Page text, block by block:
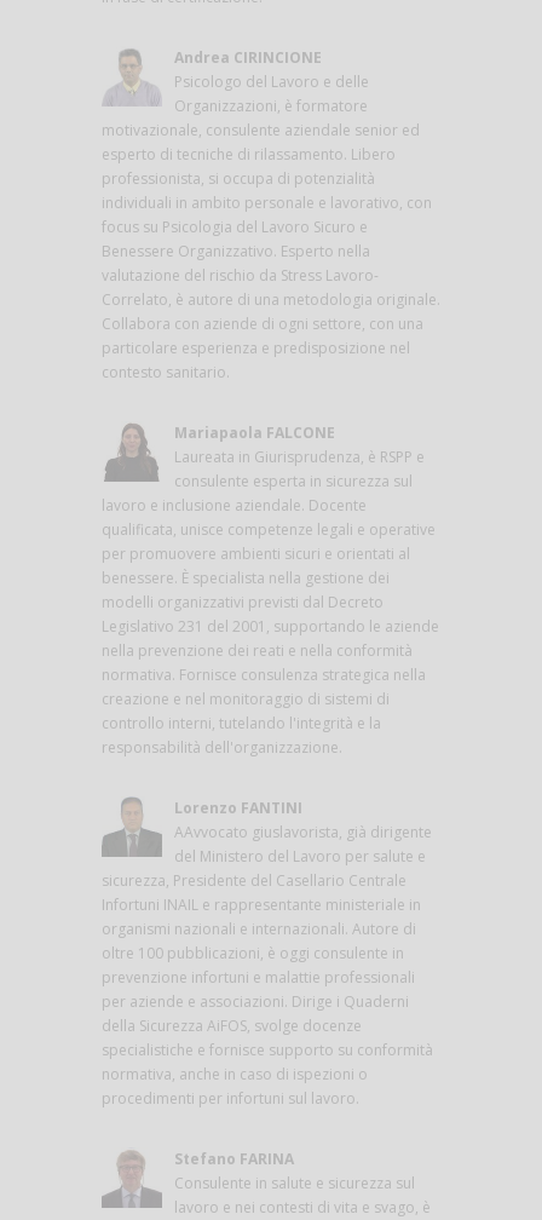
Andrea CIRINCIONE
Psicologo del Lavoro e delle
Organizzazioni, è formatore
motivazionale, consulente aziendale senior ed
esperto di tecniche di rilassamento. Libero
professionista, si occupa di potenzialità
individuali in ambito personale e lavorativo, con
focus su Psicologia del Lavoro Sicuro e
Benessere Organizzativo. Esperto nella
valutazione del rischio da Stress Lavoro-
Correlato, è autore di una metodologia originale.
Collabora con aziende di ogni settore, con una
particolare esperienza e predisposizione nel
contesto sanitario.
Mariapaola FALCONE
Laureata in Giurisprudenza, è RSPP e
consulente esperta in sicurezza sul
lavoro e inclusione aziendale. Docente
qualificata, unisce competenze legali e operative
per promuovere ambienti sicuri e orientati al
benessere. È specialista nella gestione dei
modelli organizzativi previsti dal Decreto
Legislativo 231 del 2001, supportando le aziende
nella prevenzione dei reati e nella conformità
normativa. Fornisce consulenza strategica nella
creazione e nel monitoraggio di sistemi di
controllo interni, tutelando l'integrità e la
responsabilità dell'organizzazione.
Lorenzo FANTINI
AAvvocato giuslavorista, già dirigente
del Ministero del Lavoro per salute e
sicurezza, Presidente del Casellario Centrale
Infortuni INAIL e rappresentante ministeriale in
organismi nazionali e internazionali. Autore di
oltre 100 pubblicazioni, è oggi consulente in
prevenzione infortuni e malattie professionali
per aziende e associazioni. Dirige i Quaderni
della Sicurezza AiFOS, svolge docenze
specialistiche e fornisce supporto su conformità
normativa, anche in caso di ispezioni o
procedimenti per infortuni sul lavoro.
Stefano FARINA
Consulente in salute e sicurezza sul
lavoro e nei contesti di vita e svago, è